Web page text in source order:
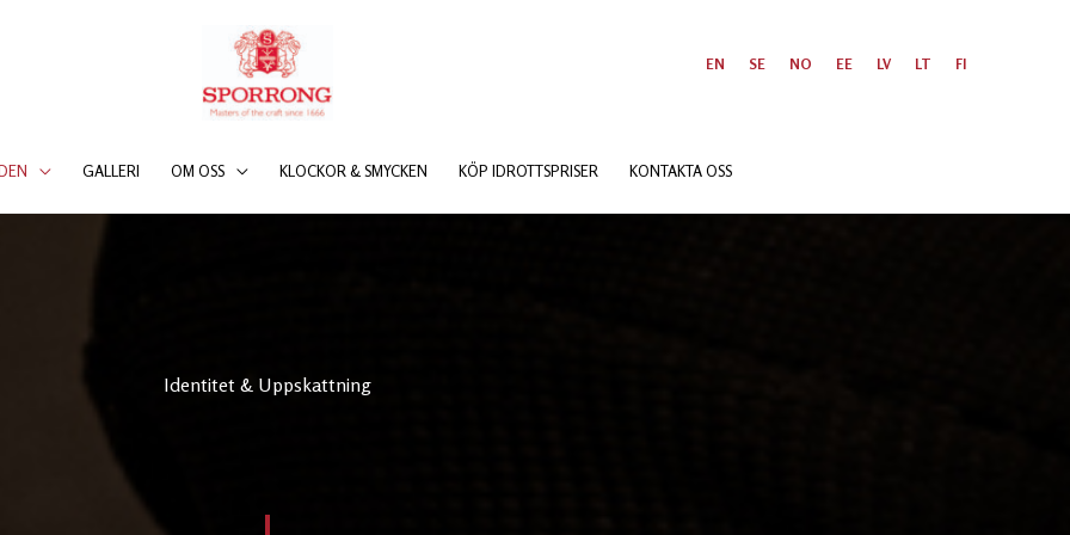
EN SE NO EE LV LT FI
GALLERI OM OSS KLOCKOR & SMYCKEN KÖP IDROTTSPRISER KONTAKTA OSS
Identitet & Uppskattning